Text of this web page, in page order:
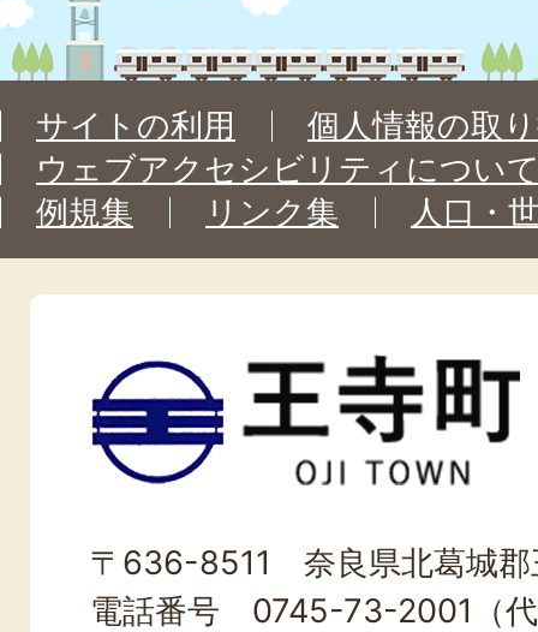
サイトの利用
個人情報の取
ウェブアクセシビリティについ
例規集
リンク集 人口・
王
寺
町
TOWN
〒636-8511 奈良県北葛城郡
電話番号 0745-73-2001（